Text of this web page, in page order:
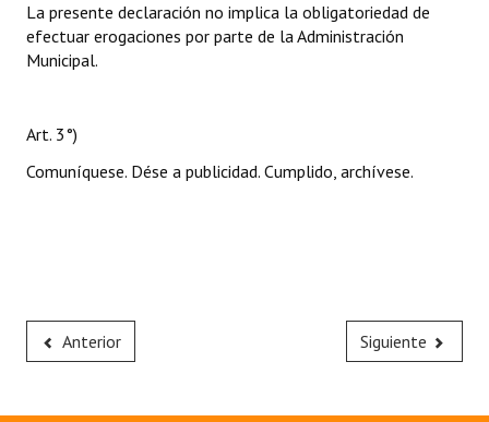
La presente declaración no implica la obligatoriedad de
efectuar erogaciones por parte de la Administración
Municipal.
Art. 3°)
Comuníquese. Dése a publicidad. Cumplido, archívese.
Anterior Siguiente